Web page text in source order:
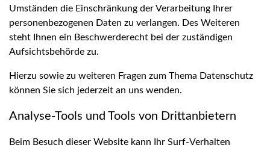
Umständen die Einschränkung der Verarbeitung Ihrer
personenbezogenen Daten zu verlangen. Des Weiteren
steht Ihnen ein Beschwerderecht bei der zuständigen
Aufsichtsbehörde zu.
Hierzu sowie zu weiteren Fragen zum Thema Datenschutz
können Sie sich jederzeit an uns wenden.
Analyse-Tools und Tools von Dritt­anbietern
Beim Besuch dieser Website kann Ihr Surf-Verhalten